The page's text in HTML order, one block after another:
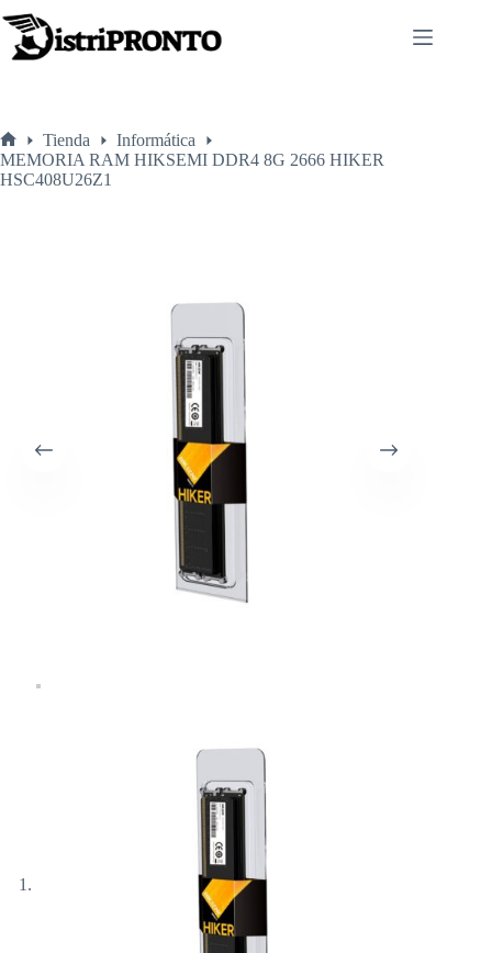
al
contenido
Inicio
Tienda
Informática
MEMORIA RAM HIKSEMI DDR4 8G 2666 HIKER
HSC408U26Z1